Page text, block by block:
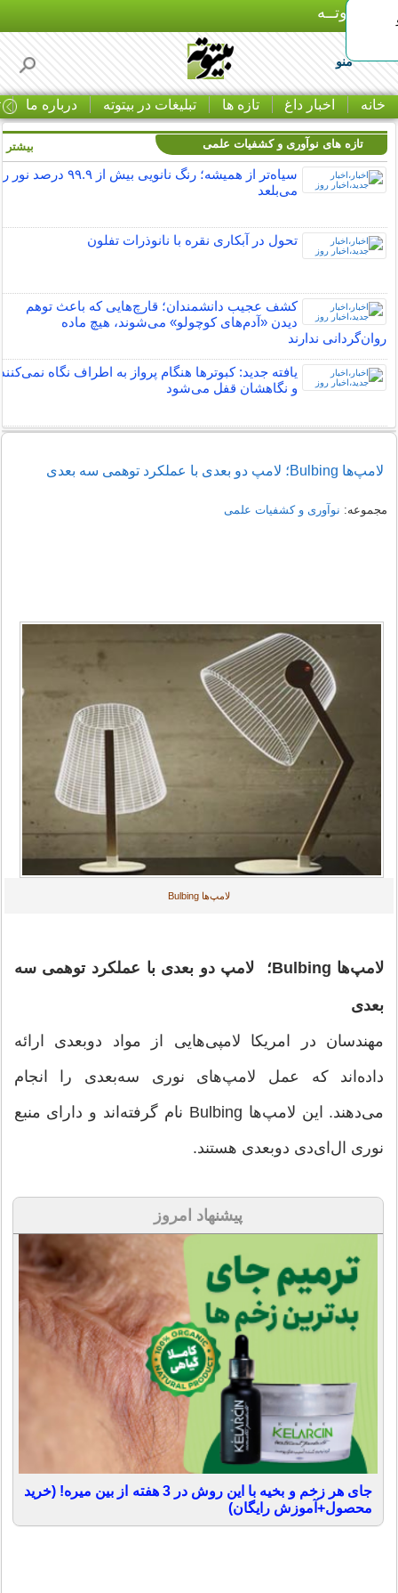
بـیتوتــه
منو
خانه اخبار داغ تازه ها تبلیغات در بیتوته درباره ما
تازه های نوآوری و کشفیات علمی
سیاه‌تر از همیشه؛ رنگ نانویی بیش از ۹۹.۹ درصد نور
می‌بلعد
تحول در آبکاری نقره با نانوذرات تفلون
کشف عجیب دانشمندان؛ قارچ‌هایی که باعث توهم
دیدن «آدم‌های کوچولو» می‌شوند، هیچ ماده
روان‌گردانی ندارند
یافته جدید:‌ کبوترها هنگام پرواز به اطراف نگاه
و نگاهشان قفل می‌شود
بیشتر
لامپ‌ها Bulbing؛ لامپ‌ دو بعدی با عملکرد توهمی سه بعدی
مجموعه: نوآوری و کشفیات علمی
لامپ‌ها Bulbing
لامپ‌ها Bulbing؛ لامپ‌ دو بعدی با عملکرد توهمی سه
بعدی
مهندسان در امریکا لامپی‌هایی از مواد دوبعدی ارائه
داده‌اند که عمل لامپ‌های نوری سه‌بعدی را انجام
می‌دهند. این لامپ‌ها Bulbing نام گرفته‌اند و دارای منبع
نوری ال‌ای‌دی دوبعدی هستند.
پیشنهاد امروز
جای هر زخم و بخیه با این روش در 3 هفته از بین میره! (خرید
محصول+آموزش رایگان)